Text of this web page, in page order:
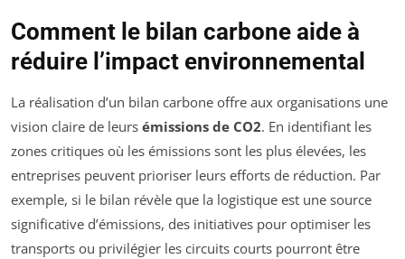
Comment le bilan carbone aide à
réduire l’impact environnemental
La réalisation d’un bilan carbone offre aux organisations une
vision claire de leurs émissions de CO2. En identifiant les
zones critiques où les émissions sont les plus élevées, les
entreprises peuvent prioriser leurs efforts de réduction. Par
exemple, si le bilan révèle que la logistique est une source
significative d’émissions, des initiatives pour optimiser les
transports ou privilégier les circuits courts pourront être